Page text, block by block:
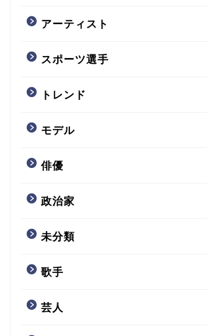
アーティスト
スポーツ選手
トレンド
モデル
俳優
政治家
未分類
歌手
芸人